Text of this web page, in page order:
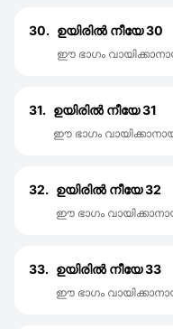
30. ഉയിരിൽ നീയേ 30
ഈ ഭാഗം
31. ഉയിരിൽ നീയേ 31
ഈ ഭാഗം
32. ഉയിരിൽ നീയേ 32
ഈ ഭാഗം
33. ഉയിരിൽ നീയേ 33
ഈ ഭാഗം